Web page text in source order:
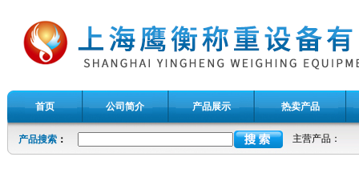
首页 公司简介 产品展示 热卖产品
产品搜索 ： 主营产品：